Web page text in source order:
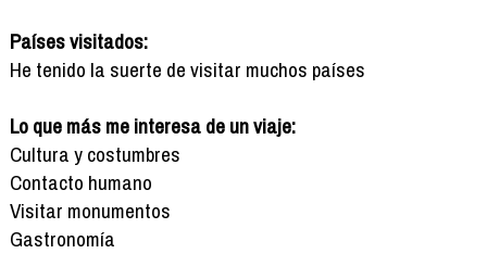
Países visitados:
He tenido la suerte de visitar muchos países
Lo que más me interesa de un viaje:
Cultura y costumbres
Contacto humano
Visitar monumentos
Gastronomía